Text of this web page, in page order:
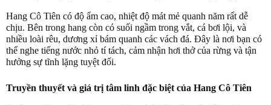
Hang Cô Tiên có độ ẩm cao, nhiệt độ mát mẻ quanh năm rất dễ
chịu. Bên trong hang còn có suối ngầm trong vắt, cá bơi lội, và
nhiều loài rêu, dương xỉ bám quanh các vách đá. Đây là nơi bạn có
thể nghe tiếng nước nhỏ tí tách, cảm nhận hơi thở của rừng và tận
hưởng sự tĩnh lặng tuyệt đối.
Truyền thuyết và giá trị tâm linh đặc biệt của Hang Cô Tiên